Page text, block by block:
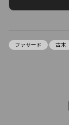
ファサード 古木